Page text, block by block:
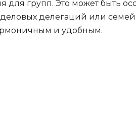
для групп. Это может быть
деловых делегаций или
и удобным.